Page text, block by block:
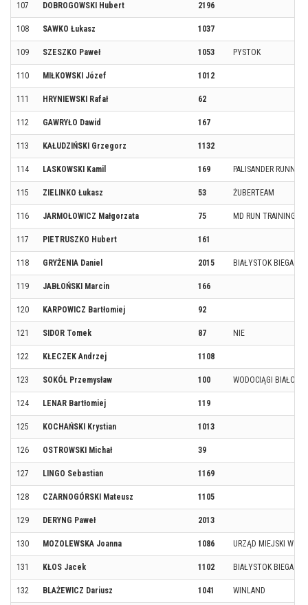
107 DOBROGOWSKI Hubert 2196
108 SAWKO Łukasz 1037
109 SZESZKO Paweł 1053 PYSTOK
110 MIŁKOWSKI Józef 1012
111 HRYNIEWSKI Rafał 62
112 GAWRYŁO Dawid 167
113 KAŁUDZIŃSKI Grzegorz 1132
114 LASKOWSKI Kamil 169 PALISANDER
115 ZIELINKO Łukasz 53 ŻUBERTEAM
116 JARMOŁOWICZ Małgorzata 75 MD RUN TRAINING
117 PIETRUSZKO Hubert 161
118 GRYŻENIA Daniel 2015 BIAŁYSTOK BIEGA
119 JABŁOŃSKI Marcin 166
120 KARPOWICZ Bartłomiej 92
121 SIDOR Tomek 87 NIE
122 KŁECZEK Andrzej 1108
123 SOKÓŁ Przemysław 100 WODOCIĄGI
124 LENAR Bartłomiej 119
125 KOCHAŃSKI Krystian 1013
126 OSTROWSKI Michał 39
127 LINGO Sebastian 1169
128 CZARNOGÓRSKI Mateusz 1105
129 DERYNG Paweł 2013
130 MOZOLEWSKA Joanna 1086 URZĄD MIEJSKI W
131 KŁOS Jacek 1102 BIAŁYSTOK BIEGA
132 BLAŻEWICZ Dariusz 1041 WINLAND